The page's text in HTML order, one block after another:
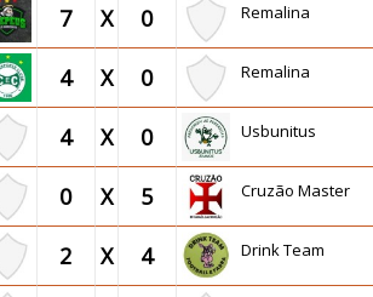
7 X 0 Remalina
4 X 0 Remalina
4 X 0 Usbunitus
0 X 5 Cruzão Master
2 X 4 Drink Team